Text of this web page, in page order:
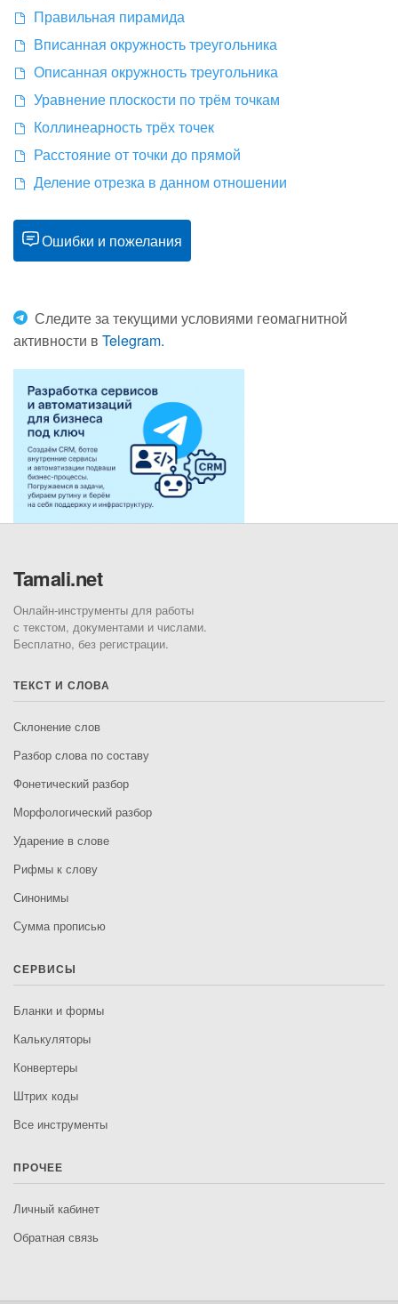
Правильная пирамида
Вписанная окружность треугольника
Описанная окружность треугольника
Уравнение плоскости по трём точкам
Коллинеарность трёх точек
Расстояние от точки до прямой
Деление отрезка в данном отношении
Ошибки и пожелания
Следите за текущими условиями геомагнитной
активности в Telegram.
Tamali.net
Онлайн-инструменты для работы
с текстом, документами и числами.
Бесплатно, без регистрации.
ТЕКСТ И СЛОВА
Склонение слов
Разбор слова по составу
Фонетический разбор
Морфологический разбор
Ударение в слове
Рифмы к слову
Синонимы
Сумма прописью
СЕРВИСЫ
Бланки и формы
Калькуляторы
Конвертеры
Штрих коды
Все инструменты
ПРОЧЕЕ
Личный кабинет
Обратная связь